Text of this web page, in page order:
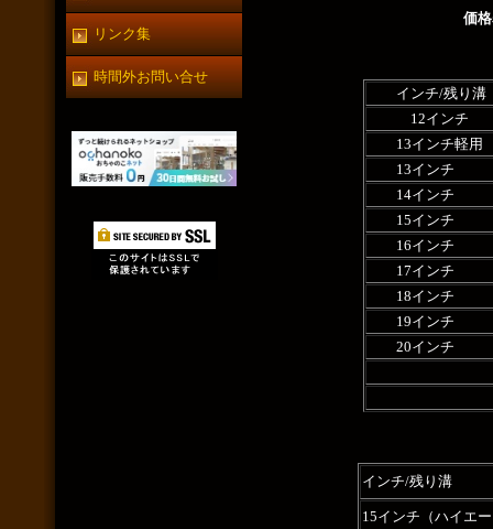
リンク集
時間外お問い合せ
価
インチ/残り溝
12インチ
13インチ軽用
13インチ
14インチ
15インチ
16インチ
17インチ
18インチ
19インチ
20インチ
インチ/残り溝
15インチ（ハイエ